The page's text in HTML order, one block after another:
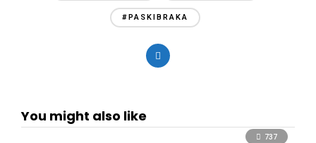
#PASKIBRAKA
You might also like
737